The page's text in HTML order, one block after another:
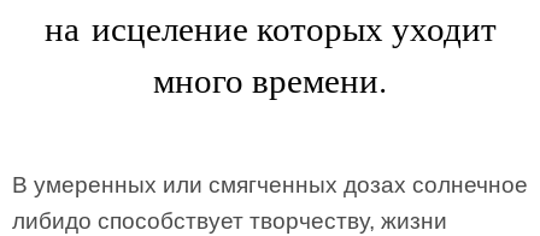
на исцеление которых уходит
много времени.
В умеренных или смягченных дозах солнечное
либидо способствует творчеству, жизни